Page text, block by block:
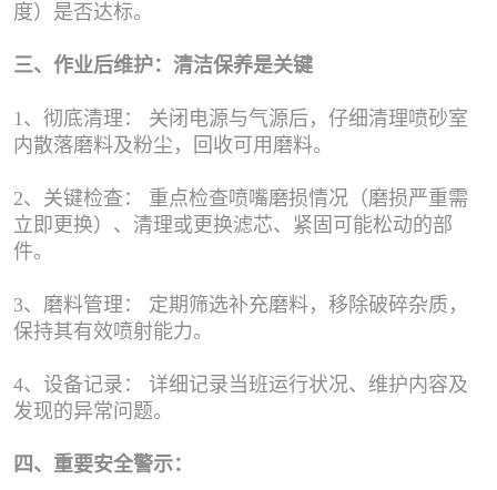
度）是否达标。
三、作业后维护：清洁保养是关键
1、彻底清理： 关闭电源与气源后，仔细清理喷砂室
内散落磨料及粉尘，回收可用磨料。
2、关键检查： 重点检查喷嘴磨损情况（磨损严重需
立即更换）、清理或更换滤芯、紧固可能松动的部
件。
3、磨料管理： 定期筛选补充磨料，移除破碎杂质，
保持其有效喷射能力。
4、设备记录： 详细记录当班运行状况、维护内容及
发现的异常问题。
四、重要安全警示：